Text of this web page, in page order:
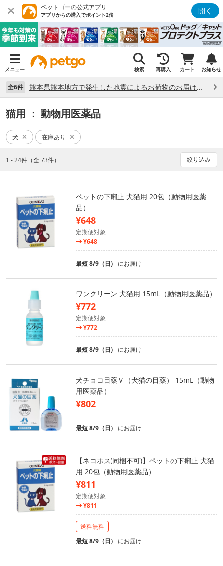
ペットゴーの公式アプリ
アプリからの購入でポイント2倍 開く
メニュー 検索 再購入 カート お知らせ
全6件 熊本県熊本地方で発生した地震によるお荷物のお届け状況について （7/28）
猫用 ： 動物用医薬品
犬 在庫あり
1 - 24件（全 73件） 絞り込み
ペットの下痢止 犬猫用 20包（動物用医薬
品）
¥648
定期便対象
¥648
最短 8/9（日） にお届け
ワンクリーン 犬猫用 15mL（動物用医薬品）
¥772
定期便対象
¥772
最短 8/9（日） にお届け
犬チョコ目薬Ｖ（犬猫の目薬） 15mL（動物
用医薬品）
¥802
最短 8/9（日） にお届け
【ネコポス(同梱不可)】ペットの下痢止 犬猫
用 20包（動物用医薬品）
¥811
定期便対象
¥811
送料無料
最短 8/9（日） にお届け